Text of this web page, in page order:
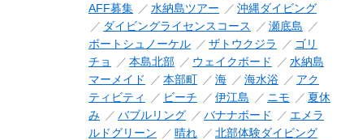
AFF募集
水納島ツアー
沖縄ダイビング
ダイビングライセンスコース
瀬底島
ボートシュノーケル
ザトウクジラ
ゴリ
チョ
本島北部 ウェイクボード
水納島
マーメイド
本部町 海 海水浴
アク
ティビティ
ビーチ 伊江島 ニモ
夏休
み
バブルリング バナナボード
エメラ
ルドグリーン
晴れ
北部体験ダイビング